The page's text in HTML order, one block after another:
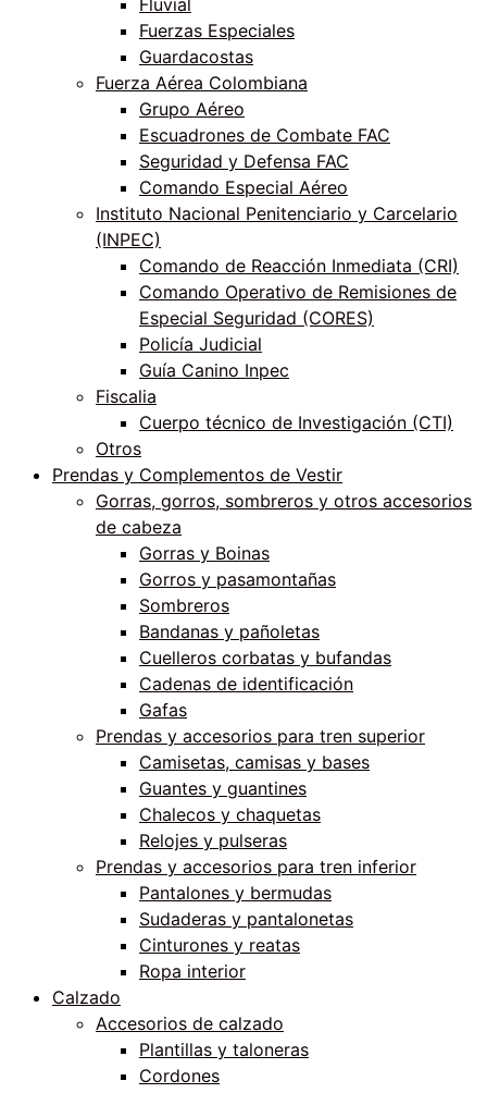
Fluvial
Fuerzas Especiales
Guardacostas
Fuerza Aérea Colombiana
Grupo Aéreo
Escuadrones de Combate FAC
Seguridad y Defensa FAC
Comando Especial Aéreo
Instituto Nacional Penitenciario y Carcelario
(INPEC)
Comando de Reacción Inmediata (CRI)
Comando Operativo de Remisiones de
Especial Seguridad (CORES)
Policía Judicial
Guía Canino Inpec
Fiscalia
Cuerpo técnico de Investigación (CTI)
Otros
Prendas y Complementos de Vestir
Gorras, gorros, sombreros y otros accesorios
de cabeza
Gorras y Boinas
Gorros y pasamontañas
Sombreros
Bandanas y pañoletas
Cuelleros corbatas y bufandas
Cadenas de identificación
Gafas
Prendas y accesorios para tren superior
Camisetas, camisas y bases
Guantes y guantines
Chalecos y chaquetas
Relojes y pulseras
Prendas y accesorios para tren inferior
Pantalones y bermudas
Sudaderas y pantalonetas
Cinturones y reatas
Ropa interior
Calzado
Accesorios de calzado
Plantillas y taloneras
Cordones